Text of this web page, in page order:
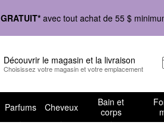
GRATUIT* avec tout achat de 55 $
Découvrir le magasin et la livraison
Choisissez votre magasin et votre emplacement
Parfums Cheveux
Bain et
corps